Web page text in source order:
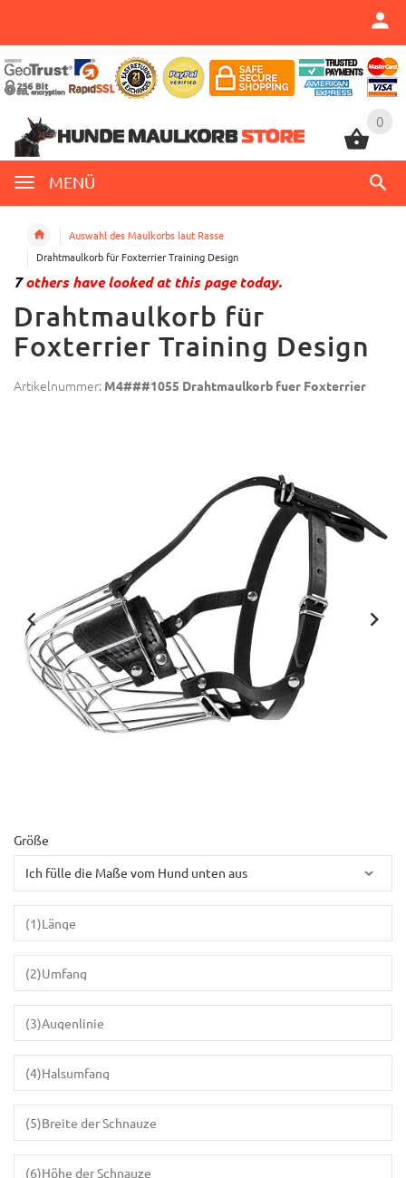
0
MENÜ
0
Auswahl des Maulkorbs laut Rasse
Drahtmaulkorb für Foxterrier Training Design
7others have looked at this page today.
Drahtmaulkorb für
Foxterrier Training Design
Artikelnummer: M4###1055 Drahtmaulkorb fuer Foxterrier
Größe